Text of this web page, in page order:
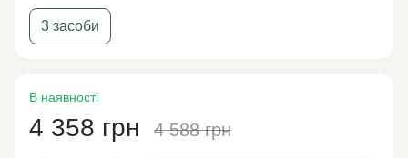
3 засоби
В наявності
4 358 грн 4 588 грн